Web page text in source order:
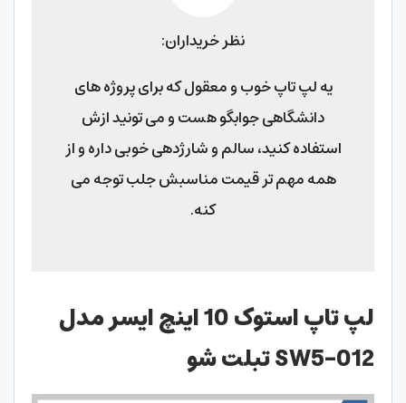
نظر خریداران:
یه لپ تاپ خوب و معقول که برای پروژه های
دانشگاهی جوابگو هست و می تونید ازش
استفاده کنید، سالم و شارژدهی خوبی داره و از
همه مهم تر قیمت مناسبش جلب توجه می
کنه.
لپ تاپ استوک 10 اینچ ایسر مدل
SW5-012 تبلت شو